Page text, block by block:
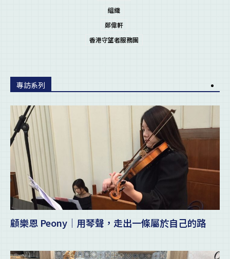
組織
鄭偉軒
香港守望者服務團
專訪系列
顧樂恩 Peony｜用琴聲，走出一條屬於自己的路